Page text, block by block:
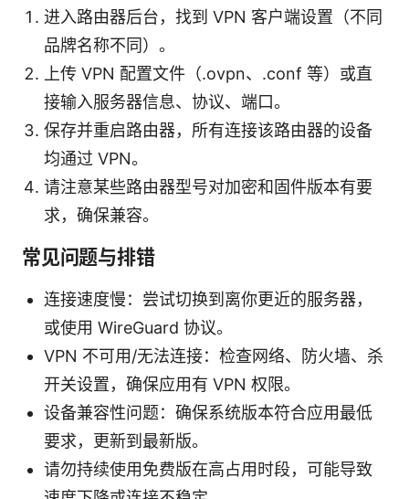
进入路由器后台，找到 VPN 客户端设置（不同
品牌名称不同）。
上传 VPN 配置文件（.ovpn、.conf 等）或直
接输入服务器信息、协议、端口。
保存并重启路由器，所有连接该路由器的设备
均通过 VPN。
请注意某些路由器型号对加密和固件版本有要
求，确保兼容。
常见问题与排错
连接速度慢：尝试切换到离你更近的服务器，
或使用 WireGuard 协议。
VPN 不可用/无法连接：检查网络、防火墙、杀
开关设置，确保应用有 VPN 权限。
设备兼容性问题：确保系统版本符合应用最低
要求，更新到最新版。
请勿持续使用免费版在高占用时段，可能导致